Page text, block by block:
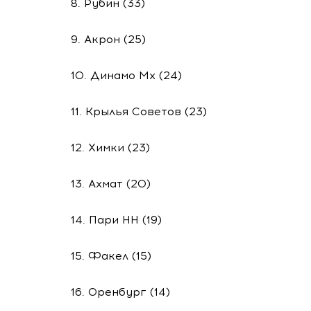
8. Рубин (33)
9. Акрон (25)
10. Динамо Мх (24)
11. Крылья Советов (23)
12. Химки (23)
13. Ахмат (20)
14. Пари НН (19)
15. Факел (15)
16. Оренбург (14)